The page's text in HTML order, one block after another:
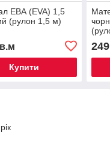
ЕВА (EVA) 1,5
(рулон 1,5 м)
Купити
249